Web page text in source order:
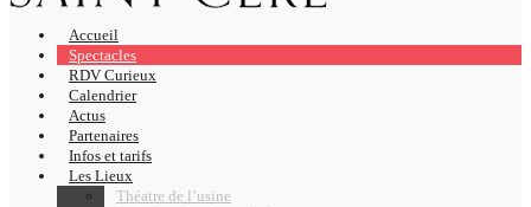
Accueil
Spectacles
RDV Curieux
Calendrier
Actus
Partenaires
Infos et tarifs
Les Lieux
Théatre de l’usine